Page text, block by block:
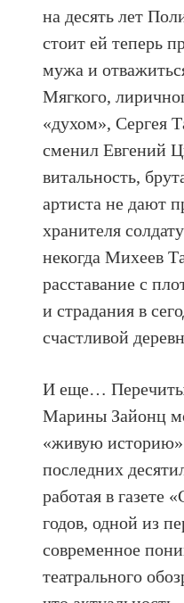
на десять лет
стоит ей теперь
мужа и
Мягкого,
«духом», Сергея
сменил Евгений
витальность,
артиста не дают
хранителя
некогда Михеев
расставание с
и страдания в
счастливой
И еще…
Марины Зайонц
«живую историю»
последних
работая в газете
годов, одной из
современное
театрального